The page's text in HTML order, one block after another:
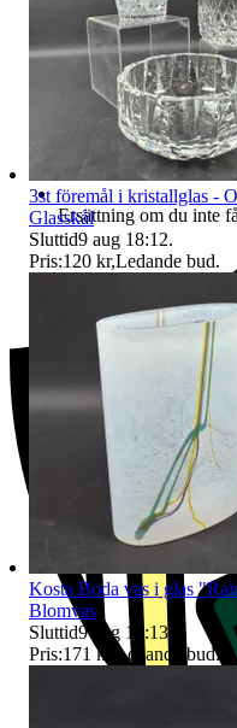
Ersättning om du inte
3st föremål i kristallglas -
Glasskål
Sluttid9 aug 18:12.
Pris:120 kr,Ledande bud.
Kosta Boda vas i glas
Blomvas
Sluttid9 aug 18:13
Pris:171 kr Ledande bud.